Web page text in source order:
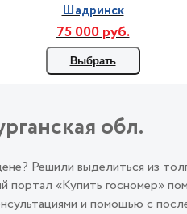
Шадринск
75 000 руб.
Выбрать
обл.
Решили выделиться из
«Купить госномер»
и помощью с